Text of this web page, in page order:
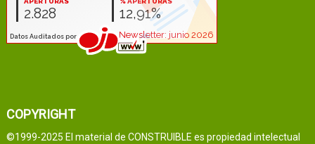
COPYRIGHT
©1999-2025 El material de CONSTRUIBLE es propiedad intelectual